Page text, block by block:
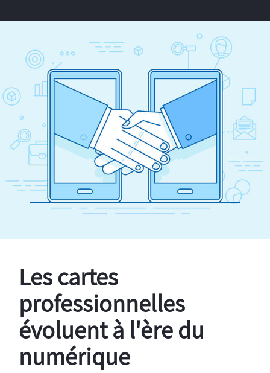
Les cartes
professionnelles
évoluent à l'ère du
numérique